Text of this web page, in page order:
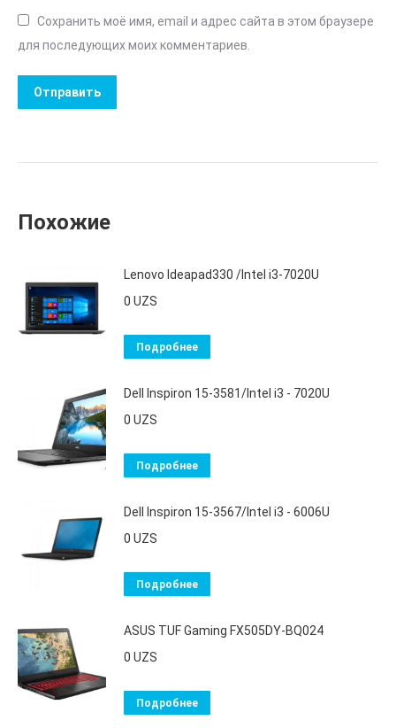
Сохранить моё имя, email и адрес сайта в этом браузере
для последующих моих комментариев.
Похожие
Lenovo Ideapad330 /Intel i3-7020U
0 UZS
Подробнее
Dell Inspiron 15-3581/Intel i3 - 7020U
0 UZS
Подробнее
Dell Inspiron 15-3567/Intel i3 - 6006U
0 UZS
Подробнее
ASUS TUF Gaming FX505DY-BQ024
0 UZS
Подробнее